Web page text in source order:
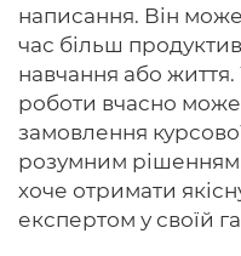
написання. Він
час більш
навчання або
роботи вчасно
замовлення
розумним
хоче отримати
експертом у своїй